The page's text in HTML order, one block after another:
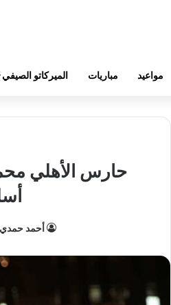
مواعيد مباريات الميركاتو الصيفي
حارس الأهلي
أحمد حمدي